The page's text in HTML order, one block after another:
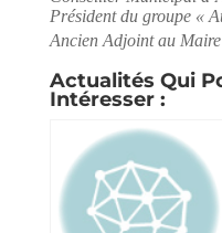
Président du groupe «
Ancien Adjoint au Maire
Actualités Qui
Intéresser :